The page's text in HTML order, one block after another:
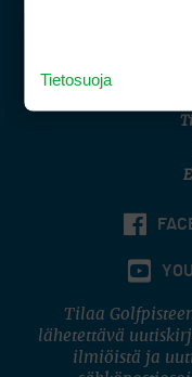
Tilaa
lähetettävä
ilmiöistä ja
Tietosuoja